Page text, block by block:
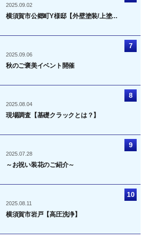
2025.09.02
横須賀市公郷町Y様邸【外壁塗装/上塗...
2025.09.06
秋のご褒美イベント開催
2025.08.04
現場調査【基礎クラックとは？】
2025.07.28
～お祝い装花のご紹介～
2025.08.11
横須賀市岩戸【高圧洗浄】